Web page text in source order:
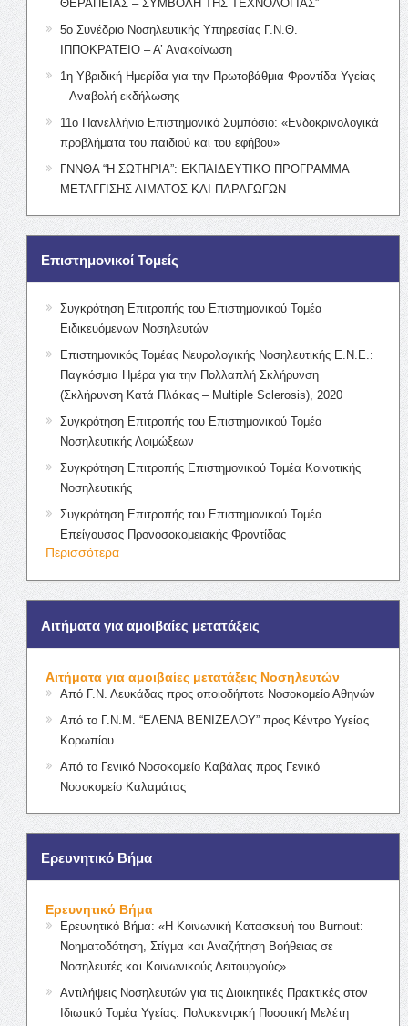
ΘΕΡΑΠΕΙΑΣ – ΣΥΜΒΟΛΗ ΤΗΣ ΤΕΧΝΟΛΟΓΙΑΣ”
5ο Συνέδριο Νοσηλευτικής Υπηρεσίας Γ.Ν.Θ.
ΙΠΠΟΚΡΑΤΕΙΟ – Α’ Ανακοίνωση
1η Υβριδική Ημερίδα για την Πρωτοβάθμια Φροντίδα Υγείας
– Αναβολή εκδήλωσης
11ο Πανελλήνιο Επιστημονικό Συμπόσιο: «Ενδοκρινολογικά
προβλήματα του παιδιού και του εφήβου»
ΓΝΝΘΑ “Η ΣΩΤΗΡΙΑ”: ΕΚΠΑΙΔΕΥΤΙΚΟ ΠΡΟΓΡΑΜΜΑ
ΜΕΤΑΓΓΙΣΗΣ ΑΙΜΑΤΟΣ ΚΑΙ ΠΑΡΑΓΩΓΩΝ
Επιστημονικοί Τομείς
Συγκρότηση Επιτροπής του Επιστημονικού Τομέα
Ειδικευόμενων Νοσηλευτών
Επιστημονικός Τομέας Νευρολογικής Νοσηλευτικής Ε.Ν.Ε.:
Παγκόσμια Ημέρα για την Πολλαπλή Σκλήρυνση
(Σκλήρυνση Κατά Πλάκας – Multiple Sclerosis), 2020
Συγκρότηση Επιτροπής του Επιστημονικού Τομέα
Νοσηλευτικής Λοιμώξεων
Συγκρότηση Επιτροπής Επιστημονικού Τομέα Κοινοτικής
Νοσηλευτικής
Συγκρότηση Επιτροπής του Επιστημονικού Τομέα
Επείγουσας Προνοσοκομειακής Φροντίδας
Περισσότερα
Αιτήματα για αμοιβαίες μετατάξεις
Αιτήματα για αμοιβαίες μετατάξεις Νοσηλευτών
Από Γ.Ν. Λευκάδας προς οποιοδήποτε Νοσοκομείο Αθηνών
Από το Γ.Ν.Μ. “ΕΛΕΝΑ ΒΕΝΙΖΕΛΟΥ” προς Κέντρο Υγείας
Κορωπίου
Από το Γενικό Νοσοκομείο Καβάλας προς Γενικό
Νοσοκομείο Καλαμάτας
Ερευνητικό Βήμα
Ερευνητικό Βήμα
Ερευνητικό Βήμα: «Η Κοινωνική Κατασκευή του Burnout:
Νοηματοδότηση, Στίγμα και Αναζήτηση Βοήθειας σε
Νοσηλευτές και Κοινωνικούς Λειτουργούς»
Αντιλήψεις Νοσηλευτών για τις Διοικητικές Πρακτικές στον
Ιδιωτικό Τομέα Υγείας: Πολυκεντρική Ποσοτική Μελέτη